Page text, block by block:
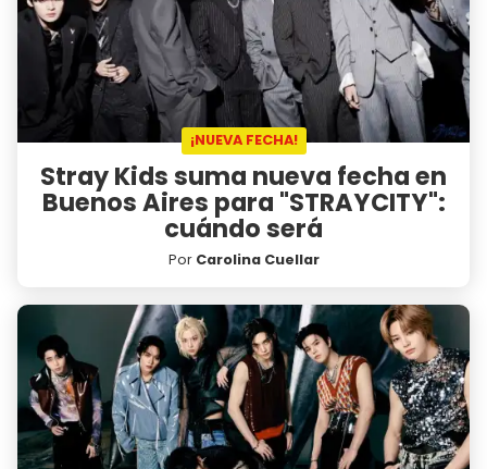
¡NUEVA FECHA!
Stray Kids suma nueva fecha en
Buenos Aires para "STRAYCITY":
cuándo será
Por Carolina Cuellar